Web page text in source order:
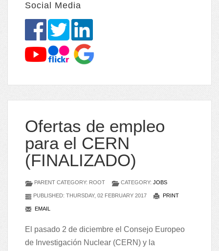
Social Media
Ofertas de empleo
para el CERN
(FINALIZADO)
PARENT CATEGORY: ROOT CATEGORY: JOBS
PUBLISHED: THURSDAY, 02 FEBRUARY 2017 PRINT
EMAIL
El pasado 2 de diciembre el Consejo Europeo
de Investigación Nuclear (CERN) y la